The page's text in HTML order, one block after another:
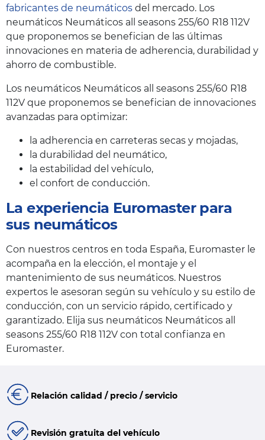
fabricantes de neumáticos del mercado. Los
neumáticos Neumáticos all seasons 255/60 R18 112V
que proponemos se benefician de las últimas
innovaciones en materia de adherencia, durabilidad y
ahorro de combustible.
Los neumáticos Neumáticos all seasons 255/60 R18
112V que proponemos se benefician de innovaciones
avanzadas para optimizar:
la adherencia en carreteras secas y mojadas,
la durabilidad del neumático,
la estabilidad del vehículo,
el confort de conducción.
La experiencia Euromaster para
sus neumáticos
Con nuestros centros en toda España, Euromaster le
acompaña en la elección, el montaje y el
mantenimiento de sus neumáticos. Nuestros
expertos le asesoran según su vehículo y su estilo de
conducción, con un servicio rápido, certificado y
garantizado. Elija sus neumáticos Neumáticos all
seasons 255/60 R18 112V con total confianza en
Euromaster.
Relación calidad / precio / servicio
Revisión gratuita del vehículo